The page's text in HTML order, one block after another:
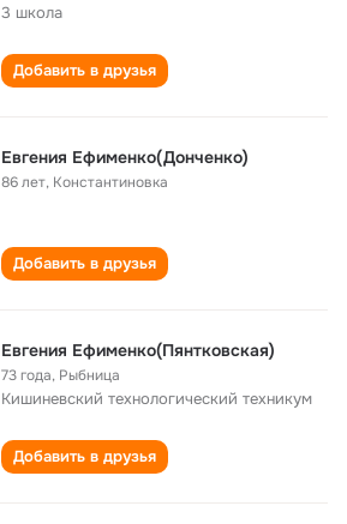
3 школа
Добавить в друзья
Евгения Ефименко(Донченко)
86 лет, Константиновка
Добавить в друзья
Евгения Ефименко(Пянтковская)
73 года, Рыбница
Кишиневский технологический техникум
Добавить в друзья